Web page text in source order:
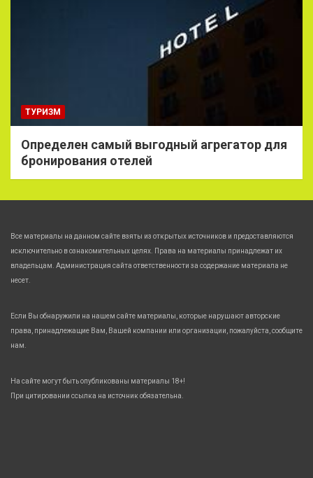
ТУРИЗМ
Определен самый выгодный агрегатор для
бронирования отелей
Все материалы на данном сайте взяты из открытых источников и предоставляются
исключительно в ознакомительных целях. Права на материалы принадлежат их
владельцам. Администрация сайта ответственности за содержание материала не
несет.
Если Вы обнаружили на нашем сайте материалы, которые нарушают авторские
права, принадлежащие Вам, Вашей компании или организации, пожалуйста, сообщите
нам.
На сайте могут быть опубликованы материалы 18+!
При цитировании ссылка на источник обязательна.